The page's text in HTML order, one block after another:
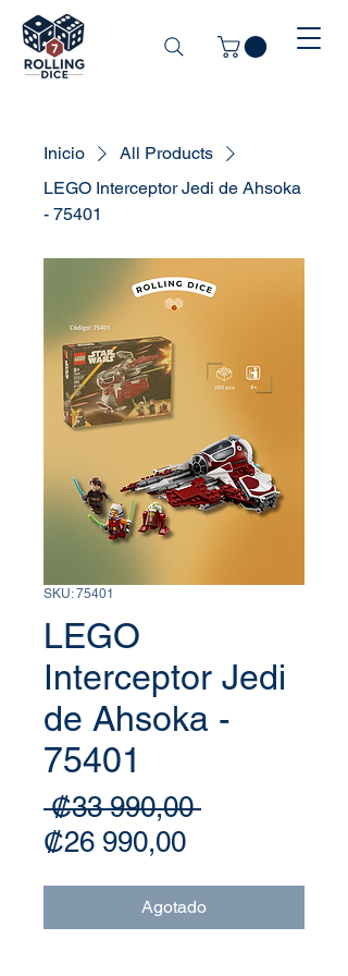
Inicio
All Products
LEGO Interceptor Jedi de Ahsoka
- 75401
SKU: 75401
LEGO
Interceptor Jedi
de Ahsoka -
75401
₡33 990,00 Precio
₡26 990,00Precio de
Agotado